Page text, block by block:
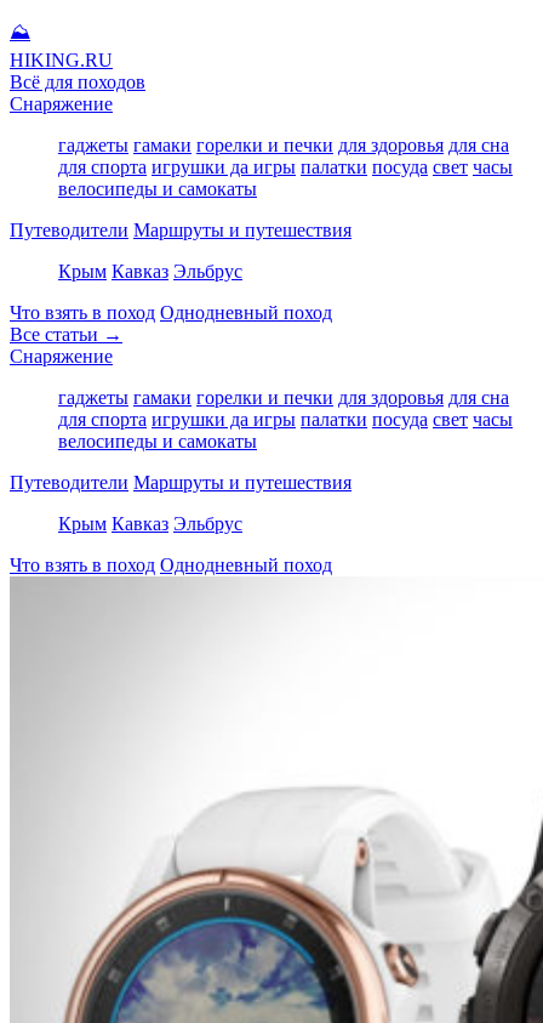
⛰
HIKING.RU
Всё для походов
Снаряжение
гаджеты гамаки горелки и печки для здоровья для сна
для спорта игрушки да игры палатки посуда свет часы
велосипеды и самокаты
Путеводители Маршруты и путешествия
Крым Кавказ Эльбрус
Что взять в поход Однодневный поход
Все статьи →
Снаряжение
гаджеты гамаки горелки и печки для здоровья для сна
для спорта игрушки да игры палатки посуда свет часы
велосипеды и самокаты
Путеводители Маршруты и путешествия
Крым Кавказ Эльбрус
Что взять в поход Однодневный поход